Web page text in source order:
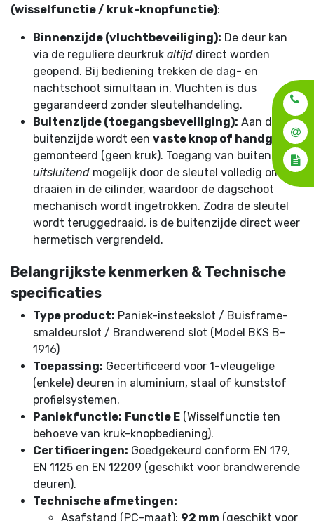
(wisselfunctie / kruk-knopfunctie):
Binnenzijde (vluchtbeveiliging): De deur kan
via de reguliere deurkruk altijd direct worden
geopend. Bij bediening trekken de dag- en
nachtschoot simultaan in. Vluchten is dus
gegarandeerd zonder sleutelhandeling.
Buitenzijde (toegangsbeveiliging): Aan de
buitenzijde wordt een vaste knop of handgreep
gemonteerd (geen kruk). Toegang van buitenaf is
uitsluitend mogelijk door de sleutel volledig om te
draaien in de cilinder, waardoor de dagschoot
mechanisch wordt ingetrokken. Zodra de sleutel
wordt teruggedraaid, is de buitenzijde direct weer
hermetisch vergrendeld.
Belangrijkste kenmerken & Technische
specificaties
Type product: Paniek-insteekslot / Buisframe-
smaldeurslot / Brandwerend slot (Model BKS B-
1916)
Toepassing: Gecertificeerd voor 1-vleugelige
(enkele) deuren in aluminium, staal of kunststof
profielsystemen.
Paniekfunctie: Functie E (Wisselfunctie ten
behoeve van kruk-knopbediening).
Certificeringen: Goedgekeurd conform EN 179,
EN 1125 en EN 12209 (geschikt voor brandwerende
deuren).
Technische afmetingen:
Asafstand (PC-maat): 92 mm (geschikt voor